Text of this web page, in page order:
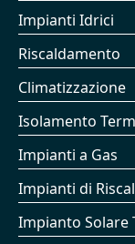
Impianti Idrici
Riscaldamento
Climatizzazione
Isolamento
Impianti a Gas
Impianti di
Impianto Solare